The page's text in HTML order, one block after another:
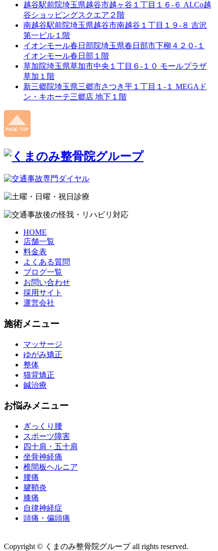
越谷駅前院埼玉県越谷市越ヶ谷１丁目１６-６ ALCo越
谷ショッピングスクエア２階
南越谷駅前院埼玉県越谷市南越谷１丁目１９-８ 吉沢
第一ビル１階
イオンモール春日部院埼玉県春日部市下柳４２０-１
イオンモール春日部１階
草加院埼玉県草加市中央１丁目６-１０ モールプラザ
草加１階
新三郷院埼玉県三郷市さつき平１丁目１-１ MEGAド
ン・キホーテ三郷店 地下１階
HOME
店舗一覧
料金表
よくある質問
ブログ一覧
お問い合わせ
採用サイト
運営会社
施術メニュー
マッサージ
ゆがみ矯正
整体
猫背矯正
鍼治療
お悩みメニュー
ぎっくり腰
スポーツ障害
四十肩・五十肩
坐骨神経痛
椎間板ヘルニア
腰痛
腱鞘炎
膝痛
自律神経症
頭痛・偏頭痛
Copyright © くまのみ整骨院グループ all rights reserved.